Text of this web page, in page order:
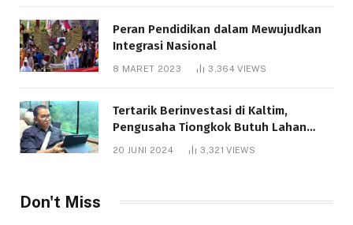
Peran Pendidikan dalam Mewujudkan
Integrasi Nasional
8 MARET 2023 3,364VIEWS
Tertarik Berinvestasi di Kaltim,
Pengusaha Tiongkok Butuh Lahan
1.000 Hektare
20 JUNI 2024 3,321VIEWS
Don't Miss